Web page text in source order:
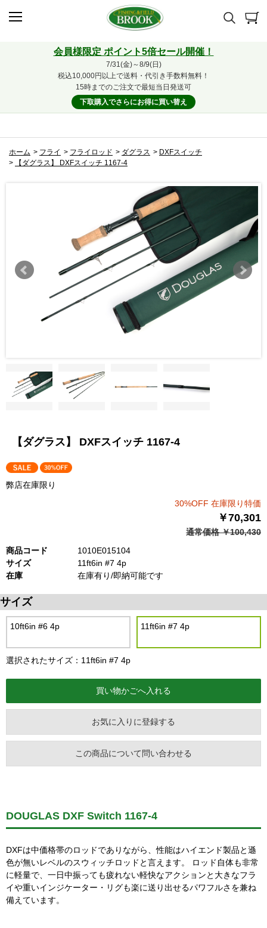
会員様限定 ポイント5倍セール開催！
7/31(金)～8/9(日)
税込10,000円以上で送料・代引き手数料無料！
15時までのご注文で最短当日発送可
下取購入でさらにお得に買い替え
ホーム > フライ > フライロッド > ダグラス > DXFスイッチ
>
【ダグラス】 DXFスイッチ 1167-4
【ダグラス】 DXFスイッチ 1167-4
弊店在庫限り
30%OFF 在庫限り特価
￥70,301
通常価格 ￥100,430
商品コード
1010E015104
サイズ
11ft6in #7 4p
在庫
在庫有り/即納可能です
サイズ
10ft6in #6 4p 11ft6in #7 4p
選択されたサイズ：11ft6in #7 4p
お気に入りに登録する
この商品について問い合わせる
DOUGLAS DXF Switch 1167-4
DXFは中価格帯のロッドでありながら、性能はハイエンド製品と遜
色が無いレベルのスウィッチロッドと言えます。 ロッド自体も非常
に軽量で、一日中振っても疲れない軽快なアクションと大きなフラ
イや重いインジケーター・リグも楽に送り出せるパワフルさを兼ね
備えています。